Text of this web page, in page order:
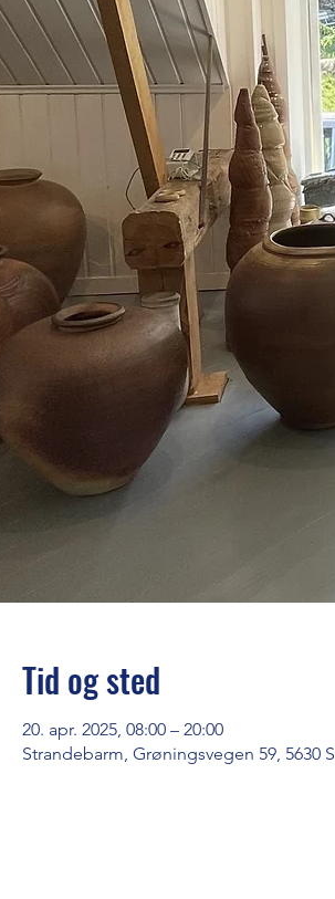
Tid og sted
20. apr. 2025, 08:00 – 20:00
Strandebarm, Grøningsvegen 59, 5630